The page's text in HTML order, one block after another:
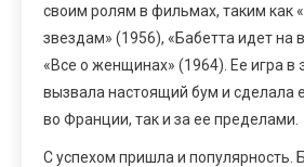
своим ролям в фильмах, таким как
звездам» (1956), «Бабетта идет на
«Все о женщинах» (1964). Ее игра в
вызвала настоящий бум и сделала
во Франции, так и за ее пределами.
С успехом пришла и популярность.